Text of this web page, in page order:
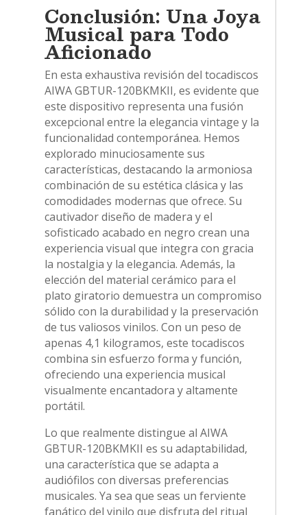
Conclusión: Una Joya
Musical para Todo
Aficionado
En esta exhaustiva revisión del tocadiscos
AIWA GBTUR-120BKMKII, es evidente que
este dispositivo representa una fusión
excepcional entre la elegancia vintage y la
funcionalidad contemporánea. Hemos
explorado minuciosamente sus
características, destacando la armoniosa
combinación de su estética clásica y las
comodidades modernas que ofrece. Su
cautivador diseño de madera y el
sofisticado acabado en negro crean una
experiencia visual que integra con gracia
la nostalgia y la elegancia. Además, la
elección del material cerámico para el
plato giratorio demuestra un compromiso
sólido con la durabilidad y la preservación
de tus valiosos vinilos. Con un peso de
apenas 4,1 kilogramos, este tocadiscos
combina sin esfuerzo forma y función,
ofreciendo una experiencia musical
visualmente encantadora y altamente
portátil.
Lo que realmente distingue al AIWA
GBTUR-120BKMKII es su adaptabilidad,
una característica que se adapta a
audiófilos con diversas preferencias
musicales. Ya sea que seas un ferviente
fanático del vinilo que disfruta del ritual